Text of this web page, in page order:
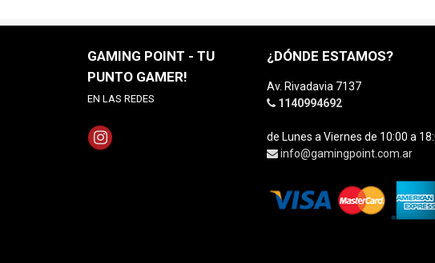
GAMING POINT - TU
PUNTO GAMER!
EN LAS REDES
¿DÓNDE ESTAMOS?
Av. Rivadavia 7137
1140994692
de Lunes a Viernes de 10:00 a
info@gamingpoint.com.ar